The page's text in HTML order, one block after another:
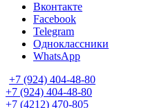
Вконтакте
Facebook
Telegram
Одноклассники
WhatsApp
+7 (924) 404-48-80
+7 (924) 404-48-80
+7 (4212) 470-805